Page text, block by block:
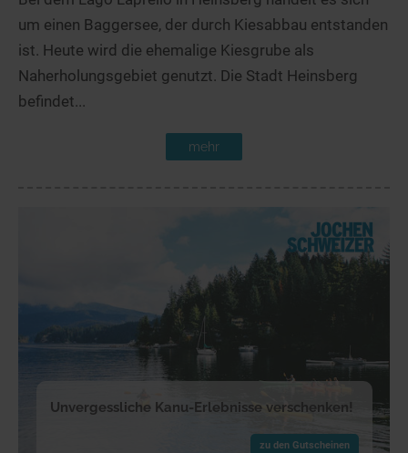
um einen Baggersee, der durch Kiesabbau entstanden
ist. Heute wird die ehemalige Kiesgrube als
Naherholungsgebiet genutzt. Die Stadt Heinsberg
befindet...
mehr
Unvergessliche Kanu-Erlebnisse verschenken!
zu den Gutscheinen